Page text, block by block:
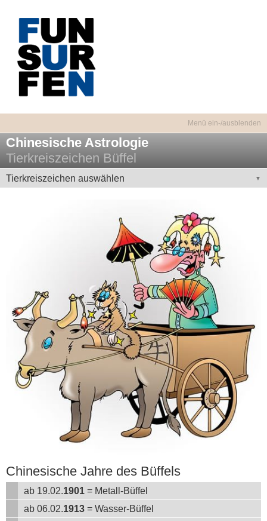
Chinesische Astrologie
Tierkreiszeichen Büffel
Tierkreiszeichen auswählen
Chinesische Jahre des Büffels
ab 19.02.1901 = Metall-Büffel
ab 06.02.1913 = Wasser-Büffel